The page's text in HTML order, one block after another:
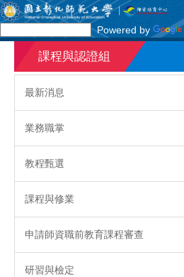
跳
到
主
內
Powered by
課程與認證組
最新消息
業務職掌
教程甄選
課程與修業
申請師資職前教育課程審查
研習與檢定